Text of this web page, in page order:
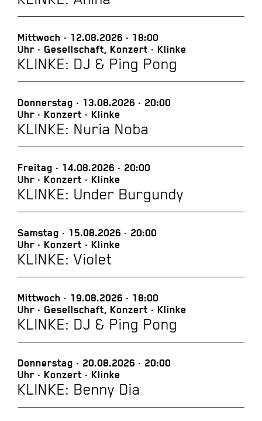
Mittwoch 12.08.2026
18:00
Uhr
Gesellschaft, Konzert Klinke
KLINKE: DJ & Ping Pong
Donnerstag 13.08.2026
20:00
Uhr
Konzert Klinke
KLINKE: Nuria Noba
Freitag 14.08.2026
20:00
Uhr
Konzert Klinke
KLINKE: Under Burgundy
Samstag 15.08.2026
20:00
Uhr
Konzert Klinke
KLINKE: Violet
Mittwoch 19.08.2026
18:00
Uhr
Gesellschaft, Konzert Klinke
KLINKE: DJ & Ping Pong
Donnerstag 20.08.2026
20:00
Uhr
Konzert Klinke
KLINKE: Benny Dia